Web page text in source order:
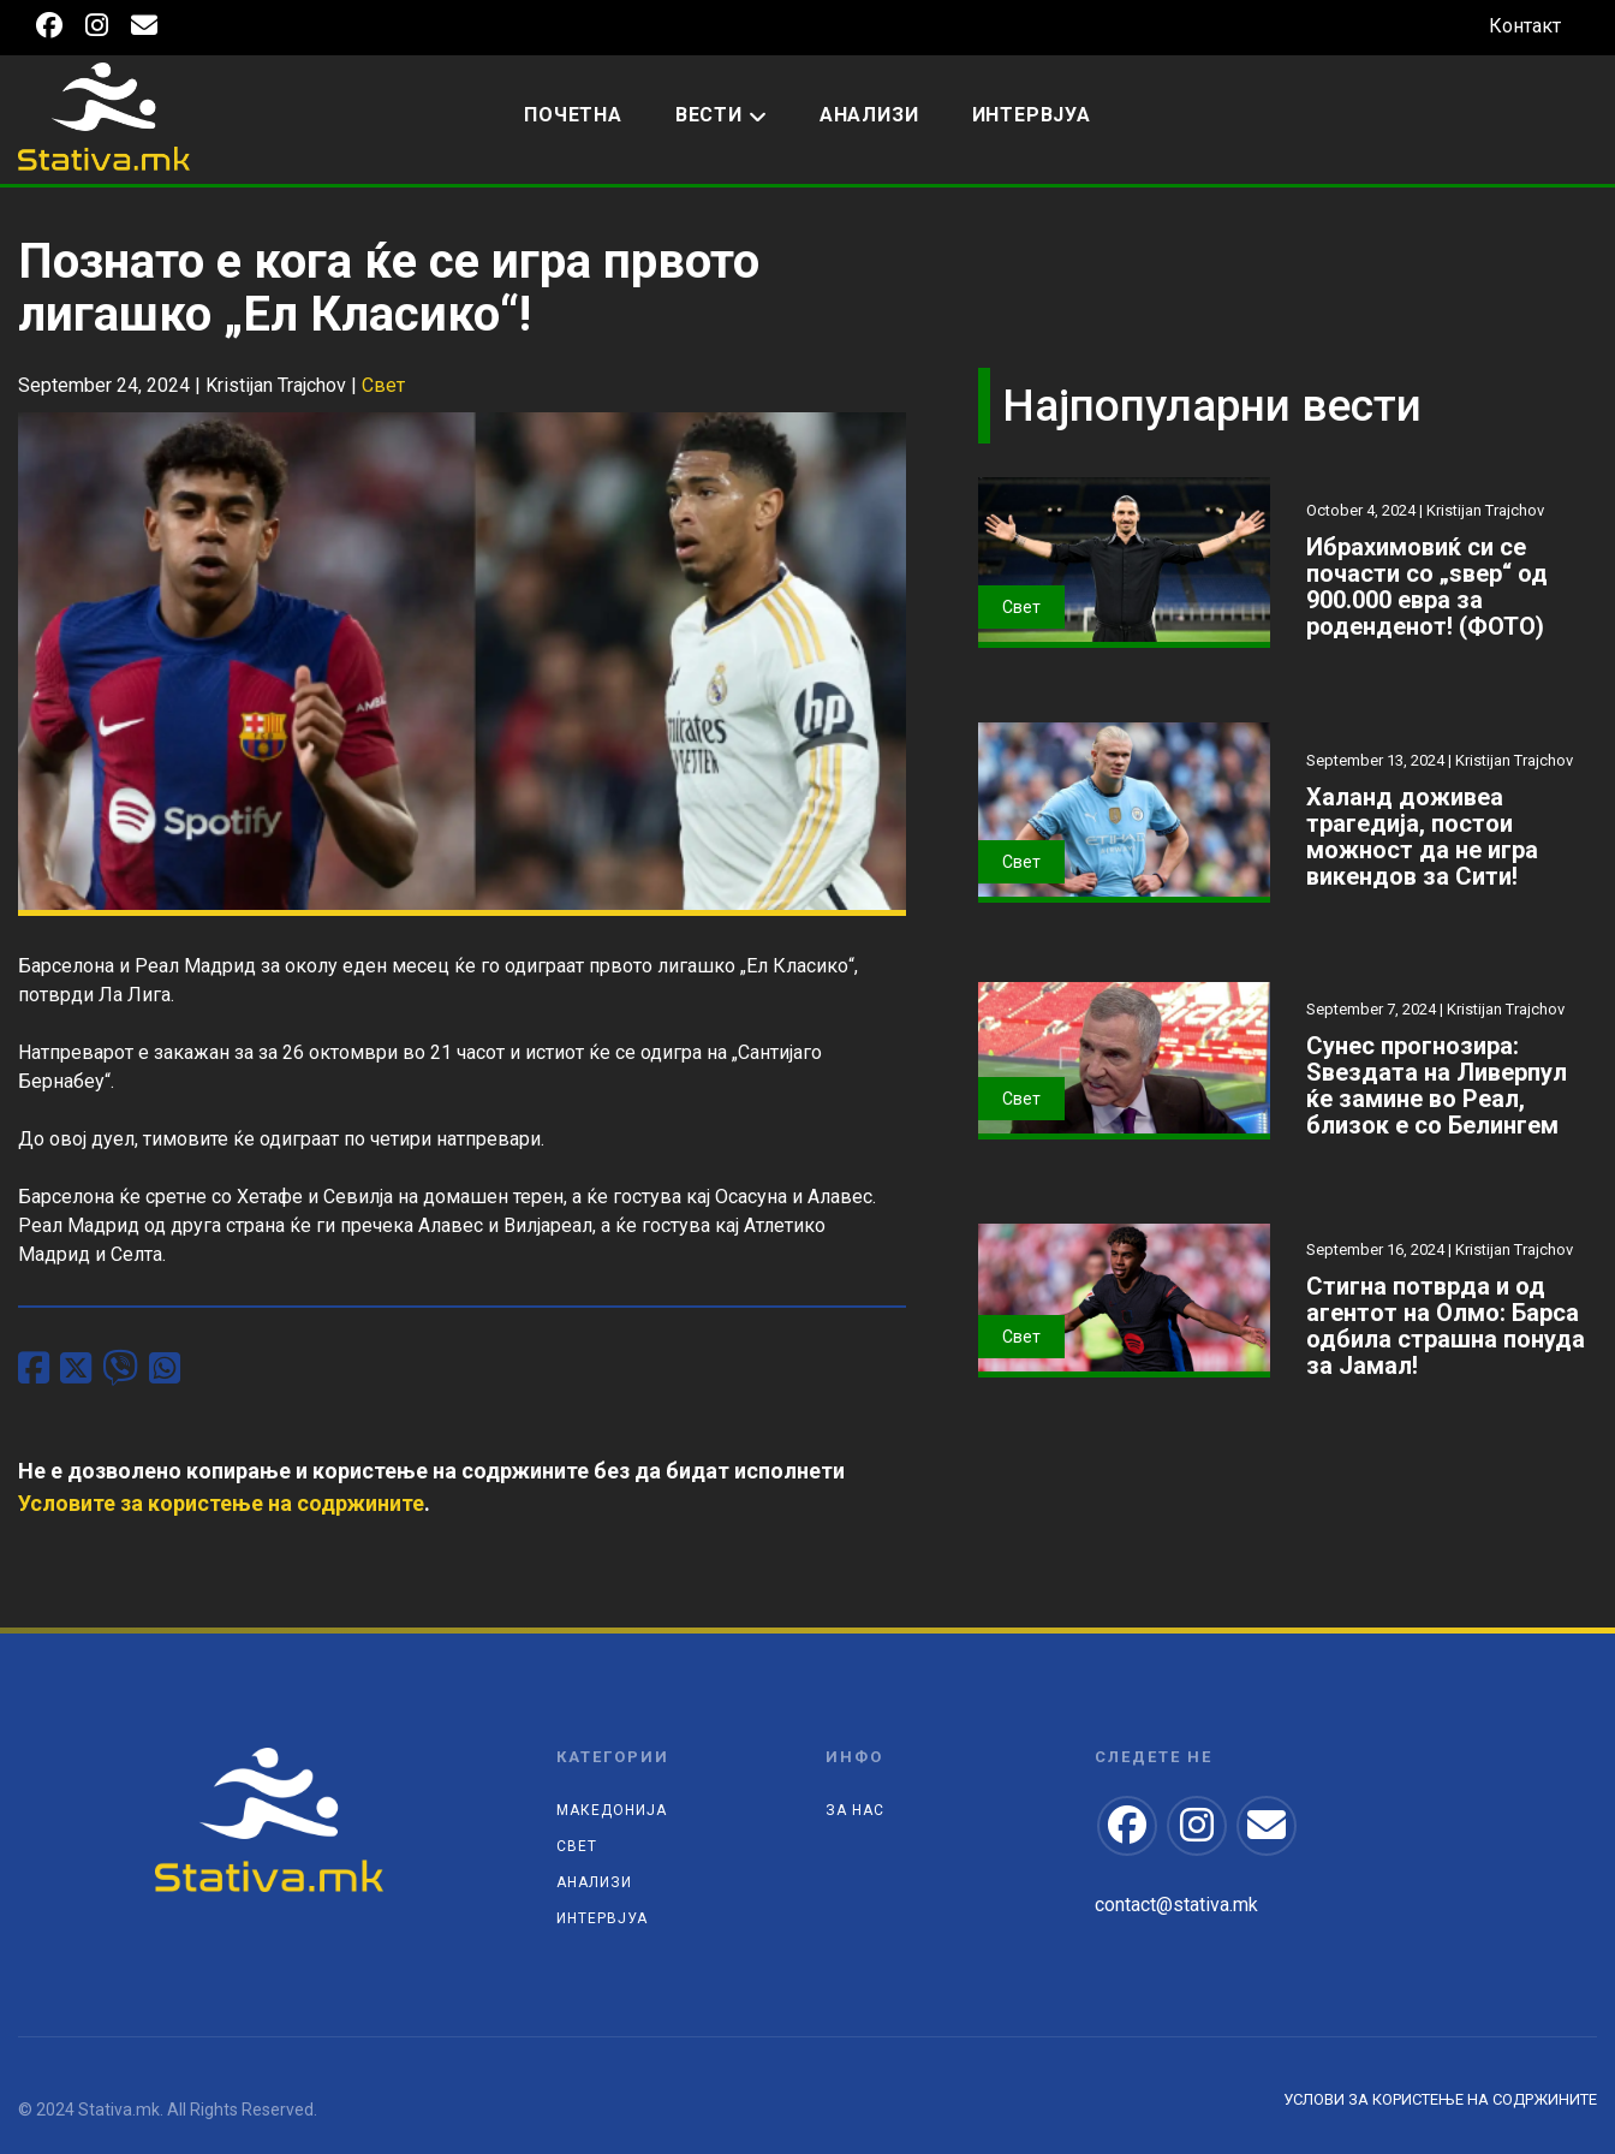
Контакт
ПОЧЕТНА ВЕСТИ АНАЛИЗИ ИНТЕРВЈУА
Познато е кога ќе се игра првото
лигашко „Ел Класико“!
September 24, 2024 | Kristijan Trajchov | Свет
Барселона и Реал Мадрид за околу еден месец ќе го одиграат првото лигашко „Ел Класико“,
потврди Ла Лига.
Натпреварот е закажан за за 26 октомври во 21 часот и истиот ќе се одигра на „Сантијаго
Бернабеу“.
До овој дуел, тимовите ќе одиграат по четири натпревари.
Барселона ќе сретне со Хетафе и Севилја на домашен терен, а ќе гостува кај Осасуна и Алавес.
Реал Мадрид од друга страна ќе ги пречека Алавес и Вилјареал, а ќе гостува кај Атлетико
Мадрид и Селта.
Не е дозволено копирање и користење на содржините без да бидат исполнети
Условите за користење на содржините.
Најпопуларни вести
Свет
October 4, 2024 | Kristijan Trajchov
Ибрахимовиќ си се
почасти со „ѕвер“ од
900.000 евра за
роденденот! (ФОТО)
Свет
September 13, 2024 | Kristijan Trajchov
Халанд доживеа
трагедија, постои
можност да не игра
викендов за Сити!
Свет
September 7, 2024 | Kristijan Trajchov
Сунес прогнозира:
Ѕвездата на Ливерпул
ќе замине во Реал,
близок е со Белингем
Свет
September 16, 2024 | Kristijan Trajchov
Стигна потврда и од
агентот на Олмо: Барса
одбила страшна понуда
за Јамал!
КАТЕГОРИИ
МАКЕДОНИЈА
СВЕТ
АНАЛИЗИ
ИНТЕРВЈУА
ИНФО
ЗА НАС
СЛЕДЕТЕ НЕ
contact@stativa.mk
© 2024 Stativa.mk. All Rights Reserved.
УСЛОВИ ЗА КОРИСТЕЊЕ НА СОДРЖИНИТЕ